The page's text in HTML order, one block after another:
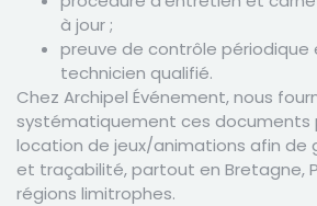
à jour ;
preuve de contrôle
technicien qualifié.
Chez Archipel Événement, nous
systématiquement ces documents
location de jeux/animations afin de
et traçabilité, partout en Bretagne,
régions limitrophes.